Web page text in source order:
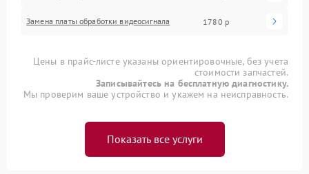
Замена платы обработки видеосигнала 1780 р
Цены в прайс-листе указаны ориентировочные, без учета
стоимости запчастей.
Записывайтесь на бесплатную диагностику.
Мы проверим ваше устройство и укажем на неисправность.
Показать все услуги